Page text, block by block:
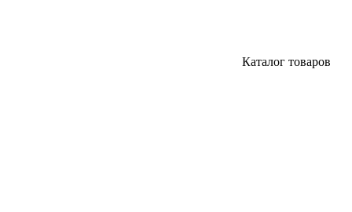
Каталог товаров